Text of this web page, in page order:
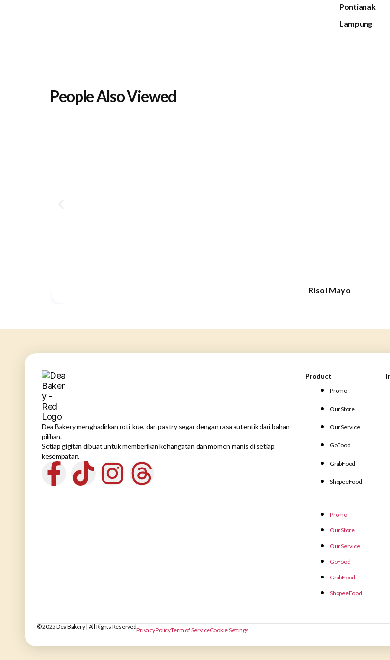
Pontianak
Lampung
People Also Viewed
Risol Mayo
Dea Bakery menghadirkan roti, kue, dan pastry segar dengan rasa autentik dari bahan
pilihan.
Setiap gigitan dibuat untuk memberikan kehangatan dan momen manis di setiap
kesempatan.
Product
Promo
Our Store
Our Service
GoFood
GrabFood
ShopeeFood
Promo
Our Store
Our Service
GoFood
GrabFood
ShopeeFood
© 2025 Dea Bakery | All Rights Reserved Cookie Settings
Term of Service
Privacy Policy